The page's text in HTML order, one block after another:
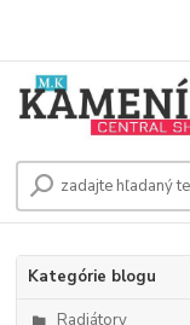
Kategórie blogu
Radiátory